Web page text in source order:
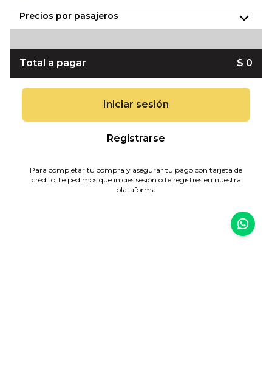
Precios por pasajeros
Total a pagar $ 0
Iniciar sesión
Registrarse
Para completar tu compra y asegurar tu pago con tarjeta de
crédito, te pedimos que inicies sesión o te registres en nuestra
plataforma